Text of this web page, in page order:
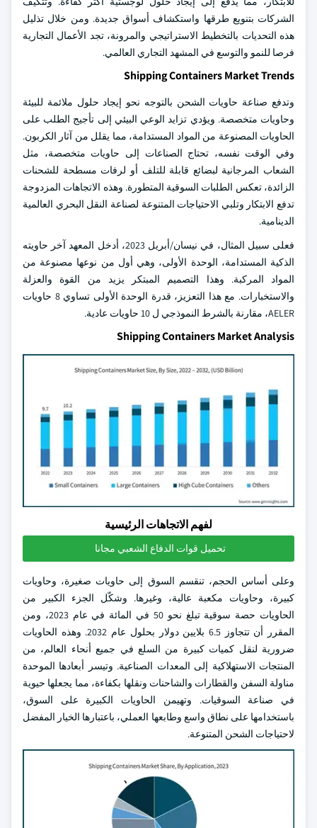
الشركات بتنويع طرقها واستكشاف أسواق جديدة. ومن خلال تذليل
هذه التحديات بالتخطيط الاستراتيجي والمرونة، تجد الأعمال التجارية
فرصا للنمو والتوسع في المشهد التجاري العالمي.
Shipping Containers Market Trends
وتدفع صناعة حاويات الشحن بالتوجه نحو إيجاد حلول ملائمة للبيئة
وحاويات متخصصة. ويؤدي تزايد الوعي البيئي إلى تأجيج الطلب على
الحاويات المصنوعة من المواد المستدامة، مما يقلل من آثار الكربون.
وفي الوقت نفسه، تحتاج الصناعات إلى حاويات متخصصة، مثل
الشعاب المرجانية لبضائع قابلة للتلف أو لرفات مسطحة للشحنات
الزائدة، تعكس الطلبات السوقية المتطورة. وهذه الاتجاهات المزدوجة
تدفع الابتكار وتلبي الاحتياجات المتنوعة لصناعة النقل البحري العالمية
الدينامية.
فعلى سبيل المثال، في نيسان/أبريل 2023، أدخل المعهد آخر حاويته
الذكية المستدامة، الوحدة الأولى، وهي أول من نوعها مصنوعة من
المواد المركبة. وهذا التصميم المبتكر يزيد من القوة والعزلة
والاستخبارات. مع هذا التعزيز، قدرة الوحدة الأولى تساوي 8 حاويات
AELER، مقارنة بالشرط النموذجي ل 10 حاويات عادية.
Shipping Containers Market Analysis
لفهم الاتجاهات الرئيسية
تحميل قوات الدفاع الشعبي مجانا
وعلى أساس الحجم، تنقسم السوق إلى حاويات صغيرة، وحاويات
كبيرة، وحاويات مكعبة عالية، وغيرها. وشكّل الجزء الكبير من
الحاويات حصة سوقية تبلغ نحو 50 في المائة في عام 2023، ومن
المقرر أن تتجاوز 6.5 بلايين دولار بحلول عام 2032. وهذه الحاويات
ضرورية لنقل كميات كبيرة من السلع في جميع أنحاء العالم، من
المنتجات الاستهلاكية إلى المعدات الصناعية. وتيسر أبعادها الموحدة
مناولة السفن والقطارات والشاحنات ونقلها بكفاءة، مما يجعلها حيوية
في صناعة السوقيات. وتهيمن الحاويات الكبيرة على السوق،
باستخدامها على نطاق واسع وطابعها العملي، باعتبارها الخيار المفضل
لاحتياجات الشحن المتنوعة.